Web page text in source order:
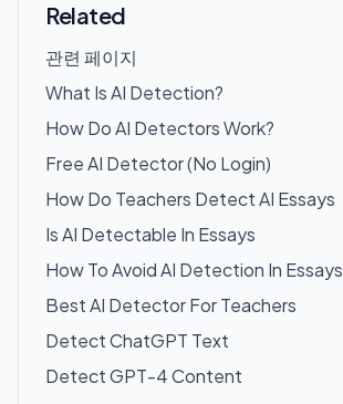
Related
관련 페이지
What Is AI Detection?
How Do AI Detectors Work?
Free AI Detector (No Login)
How Do Teachers Detect AI Essays
Is AI Detectable In Essays
How To Avoid AI Detection In Essays
Best AI Detector For Teachers
Detect ChatGPT Text
Detect GPT-4 Content